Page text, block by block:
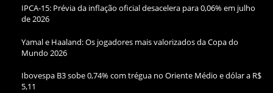
IPCA-15: Prévia da inflação oficial desacelera para 0,06% em julho
de 2026
Yamal e Haaland: Os jogadores mais valorizados da Copa do
Mundo 2026
Ibovespa B3 sobe 0,74% com trégua no Oriente Médio e dólar a R$
5,11